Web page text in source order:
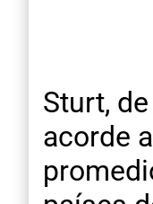
Sturt,
acorde